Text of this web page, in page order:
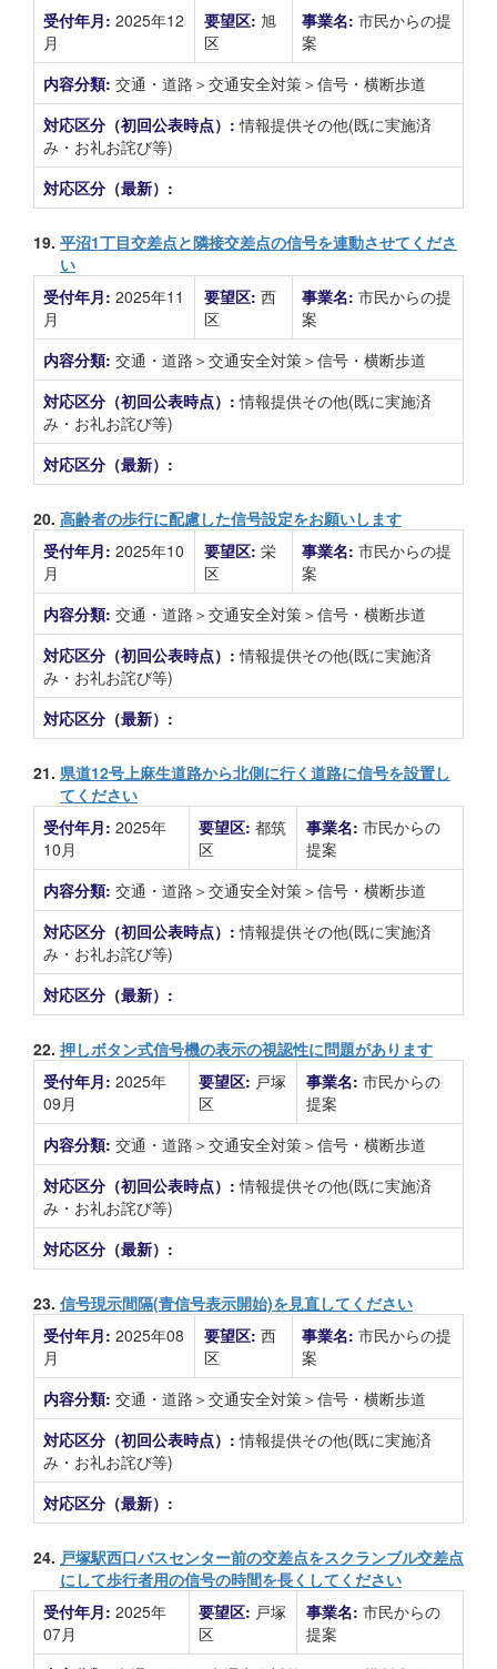
受付年月: 2025年12
月
要望区: 旭
区
事業名: 市民からの提
案
内容分類: 交通・道路＞交通安全対策＞信号・横断歩道
対応区分（初回公表時点）:情報提供その他(既に実施済
み・お礼お詫び等)
対応区分（最新）:
19. 平沼1丁目交差点と隣接交差点の信号を連動させてくださ
い
受付年月: 2025年11
月
要望区: 西
区
事業名: 市民からの提
案
内容分類: 交通・道路＞交通安全対策＞信号・横断歩道
対応区分（初回公表時点）:情報提供その他(既に実施済
み・お礼お詫び等)
対応区分（最新）:
20. 高齢者の歩行に配慮した信号設定をお願いします
受付年月: 2025年10
月
要望区: 栄
区
事業名: 市民からの提
案
内容分類: 交通・道路＞交通安全対策＞信号・横断歩道
対応区分（初回公表時点）:情報提供その他(既に実施済
み・お礼お詫び等)
対応区分（最新）:
21. 県道12号上麻生道路から北側に行く道路に信号を設置し
てください
受付年月: 2025年
10月
要望区: 都筑
区
事業名: 市民からの
提案
内容分類: 交通・道路＞交通安全対策＞信号・横断歩道
対応区分（初回公表時点）:情報提供その他(既に実施済
み・お礼お詫び等)
対応区分（最新）:
22. 押しボタン式信号機の表示の視認性に問題があります
受付年月: 2025年
09月
要望区: 戸塚
区
事業名: 市民からの
提案
内容分類: 交通・道路＞交通安全対策＞信号・横断歩道
対応区分（初回公表時点）:情報提供その他(既に実施済
み・お礼お詫び等)
対応区分（最新）:
23. 信号現示間隔(青信号表示開始)を見直してください
受付年月: 2025年08
月
要望区: 西
区
事業名: 市民からの提
案
内容分類: 交通・道路＞交通安全対策＞信号・横断歩道
対応区分（初回公表時点）:情報提供その他(既に実施済
み・お礼お詫び等)
対応区分（最新）:
24. 戸塚駅西口バスセンター前の交差点をスクランブル交差点
にして歩行者用の信号の時間を長くしてください
受付年月: 2025年
07月
要望区: 戸塚
区
事業名: 市民からの
提案